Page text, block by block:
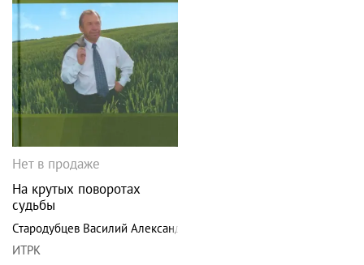
Нет в продаже
На крутых поворотах
судьбы
Стародубцев Василий Александрович
ИТРК